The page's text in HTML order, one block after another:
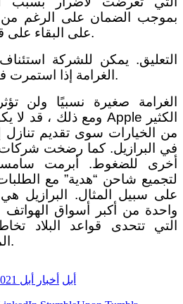
بموجب الضمان على الرغم من
على البقاء على قيد الحياة لفترات طويلة.
الغرامة إذا استمرت في الاعتراض على القرار.
الغرامة صغيرة نسبيًا ولن
من الخيارات سوى تقديم تنازل
أخرى للضغوط. أبرمت
واحدة من أكبر أسواق
التي تتحدى قواعد البلاد
المبيعات إذا لم تكن حذرة.
أبل أخبار أبل 2021